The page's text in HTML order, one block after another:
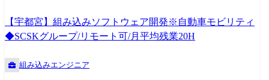
【宇都宮】組み込みソフトウェア開発※自動車モビリティ
◆SCSKグループ/リモート可/月平均残業20H
組み込みエンジニア